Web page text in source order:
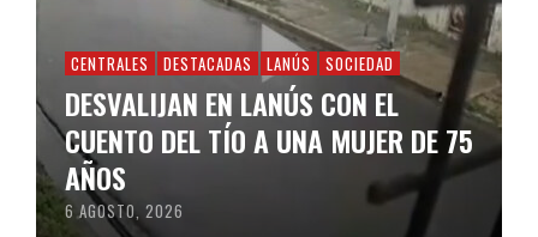
CENTRALES DESTACADAS LANÚS SOCIEDAD
DESVALIJAN EN LANÚS CON EL
CUENTO DEL TÍO A UNA MUJER DE 75
AÑOS
6 AGOSTO, 2026